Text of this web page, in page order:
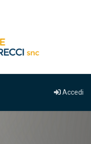
Accedi